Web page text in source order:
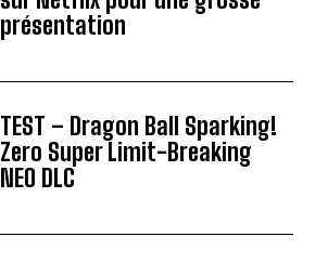
présentation
TEST – Dragon Ball Sparking!
Zero Super Limit-Breaking
NEO DLC